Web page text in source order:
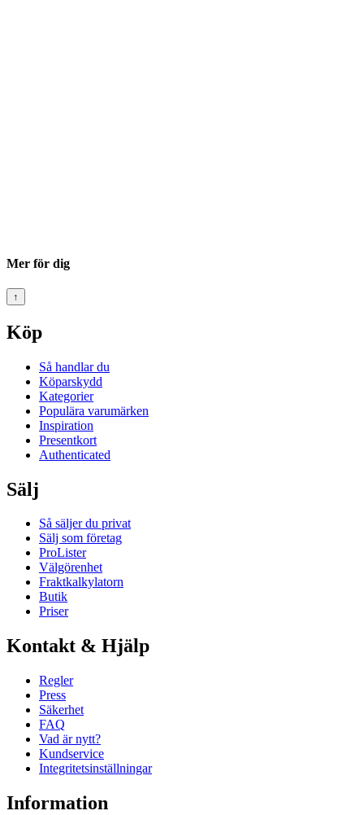
Mer för dig
↑
Köp
Så handlar du
Köparskydd
Kategorier
Populära varumärken
Inspiration
Presentkort
Authenticated
Sälj
Så säljer du privat
Sälj som företag
ProLister
Välgörenhet
Fraktkalkylatorn
Butik
Priser
Kontakt & Hjälp
Regler
Press
Säkerhet
FAQ
Vad är nytt?
Kundservice
Integritetsinställningar
Information